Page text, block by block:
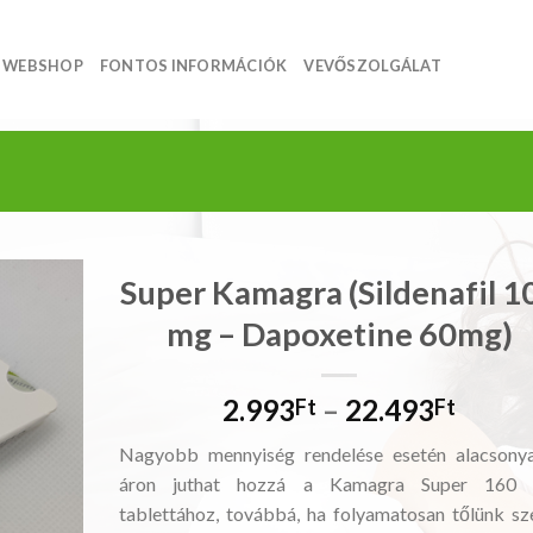
WEBSHOP FONTOS INFORMÁCIÓK VEVŐSZOLGÁLAT
Super Kamagra (Sildenafil
mg – Dapoxetine 60mg)
2.993Ft – 22.493Ft
-
Nagyobb mennyiség rendelése esetén
áron juthat hozzá a Kamagra Super 160
tablettához, továbbá, ha folyamatosan tőlünk